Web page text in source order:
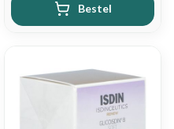
Bestel